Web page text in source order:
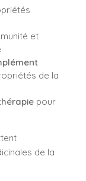
et
de la
pour
de la